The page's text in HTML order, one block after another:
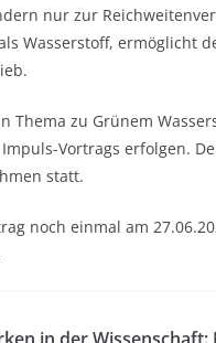
nur zur
Wasserstoff, ermöglicht
Thema zu Grünem
Vortrags erfolgen.
statt.
noch einmal am